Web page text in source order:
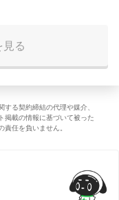
る
る契約締結の代理や媒介、
掲載の情報に基づいて被った
任を負いません。